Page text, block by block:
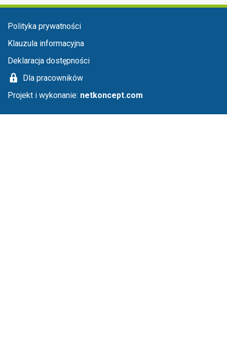
Menu stopka
Polityka prywatności
Klauzula informacyjna
Deklaracja dostępności
Dla pracowników
Projekt i wykonanie: netkoncept.com